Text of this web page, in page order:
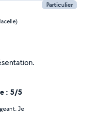
Particulier
renseigné ma présentation.
: 5/5
Je